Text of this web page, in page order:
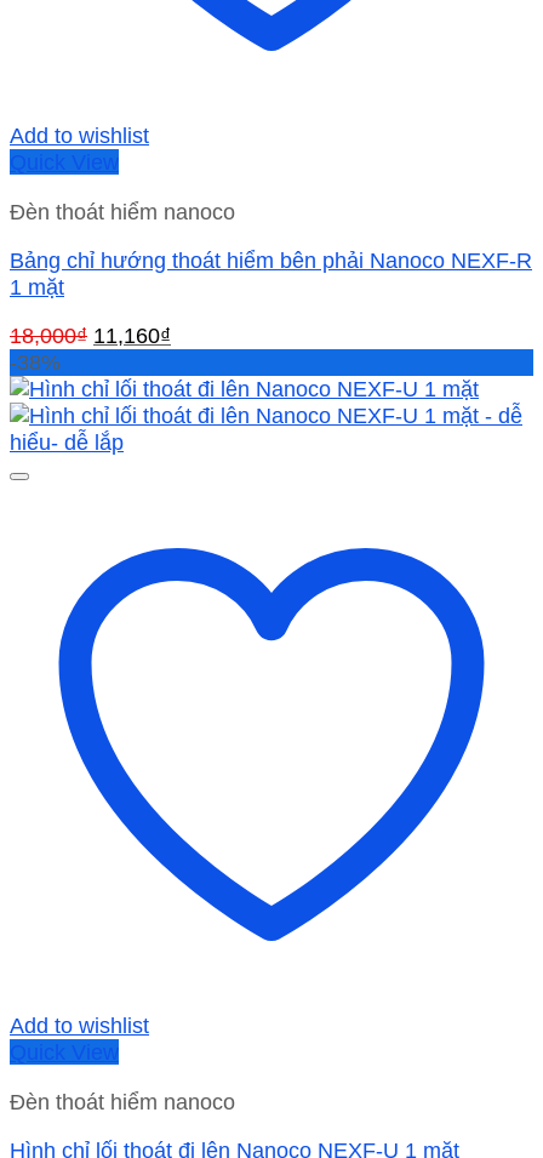
Add to wishlist
Quick View
Đèn thoát hiểm nanoco
Bảng chỉ hướng thoát hiểm bên phải Nanoco NEXF-R
1 mặt
18,000₫ Giá
là:
18,000₫.
11,160₫
tại
là:
-38%
Add to wishlist
Quick View
Đèn thoát hiểm nanoco
Hình chỉ lối thoát đi lên Nanoco NEXF-U 1 mặt